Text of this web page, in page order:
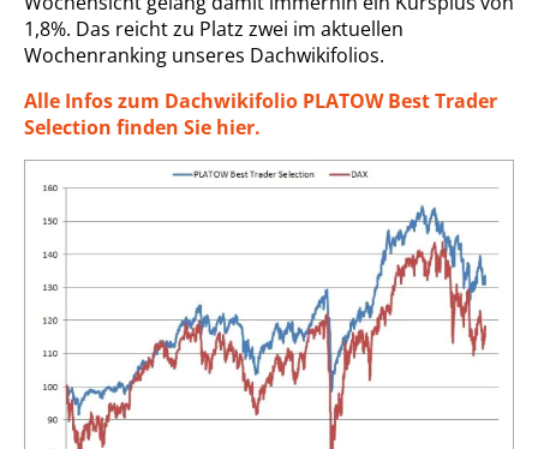
1,8%. Das reicht zu Platz zwei im aktuellen
Wochenranking unseres Dachwikifolios.
Alle Infos zum Dachwikifolio PLATOW Best Trader
Selection finden Sie hier.